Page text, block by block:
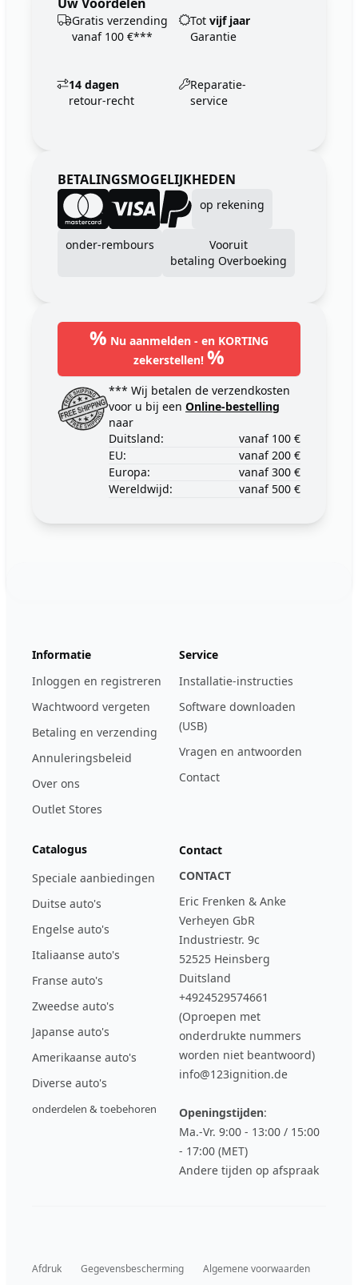
Gratis verzending
vanaf 100 €***
Tot vijf jaar
Garantie
14 dagen
retour-recht
Reparatie-
service
BETALINGSMOGELIJKHEDEN
op rekening
onder-rembours
Vooruit
betaling Overboeking
% Nu aanmelden - en KORTING
zekerstellen! %
*** Wij betalen de verzendkosten
voor u bij een Online-bestelling
naar
Duitsland:
vanaf 100 €
EU:
vanaf 200 €
Europa:
vanaf 300 €
Wereldwijd:
vanaf 500 €
Informatie
Inloggen en registreren
Wachtwoord vergeten
Betaling en verzending
Annuleringsbeleid
Over ons
Outlet Stores
Service
Installatie-instructies
Software downloaden
(USB)
Vragen en antwoorden
Contact
Catalogus
Speciale aanbiedingen
Duitse auto's
Engelse auto's
Italiaanse auto's
Franse auto's
Zweedse auto's
Japanse auto's
Amerikaanse auto's
Diverse auto's
onderdelen & toebehoren
Contact
CONTACT
Eric Frenken & Anke
Verheyen GbR
Industriestr. 9c
52525 Heinsberg
Duitsland
+4924529574661
(Oproepen met
onderdrukte nummers
worden niet beantwoord)
info@123ignition.de
Openingstijden:
Ma.-Vr. 9:00 - 13:00 / 15:00
- 17:00 (MET)
Andere tijden op afspraak
Afdruk Gegevensbescherming Algemene voorwaarden